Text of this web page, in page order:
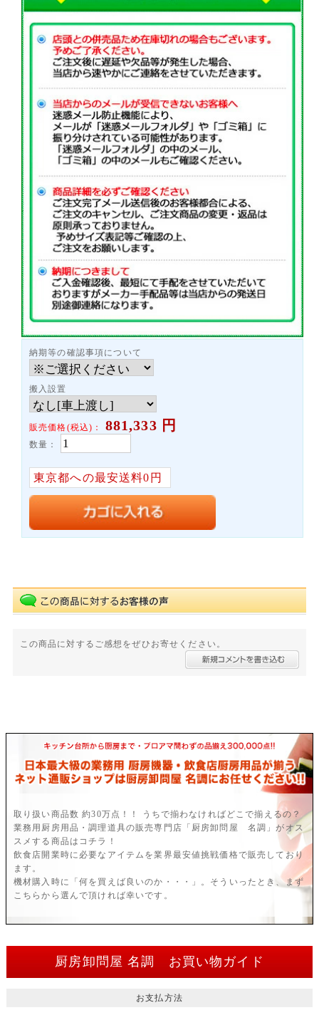
納期等の確認事項について
搬入設置
販売価格(税込)： 881,333 円
数量：
東京都への最安送料0円
この商品に対するご感想をぜひお寄せください。
取り扱い商品数 約30万点！！ うちで揃わなければどこで揃えるの？
業務用厨房用品・調理道具の販売専門店「厨房卸問屋 名調」がオス
スメする商品はコチラ！
飲食店開業時に必要なアイテムを業界最安値挑戦価格で販売しており
ます。
機材購入時に「何を買えば良いのか・・・」。そういったとき、まず
こちらから選んで頂ければ幸いです。
厨房卸問屋 名調 お買い物ガイド
お支払方法